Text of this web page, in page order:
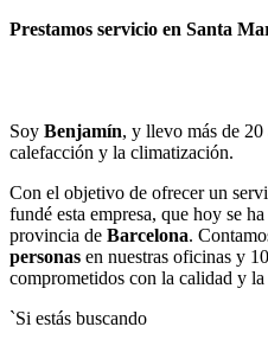
Prestamos servicio en Santa
Soy Benjamín, y llevo más de
calefacción y la climatización.
Con el objetivo de ofrecer un
fundé esta empresa, que hoy se
provincia de Barcelona.
personas en nuestras oficinas y
comprometidos con la calidad y
`Si estás buscando